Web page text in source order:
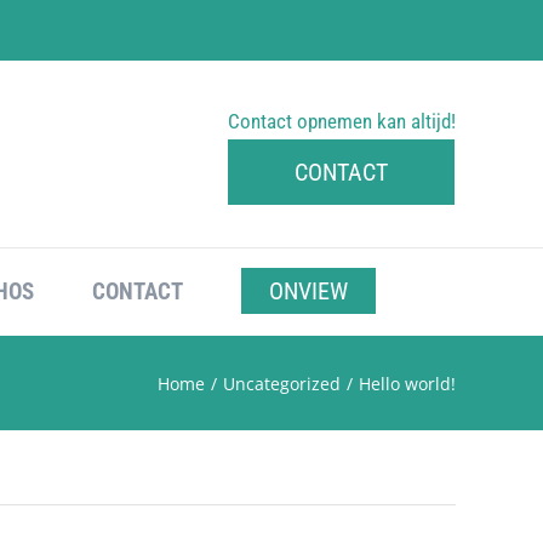
Contact opnemen kan altijd!
CONTACT
CONTACT ONVIEW
Home / Uncategorized / Hello world!